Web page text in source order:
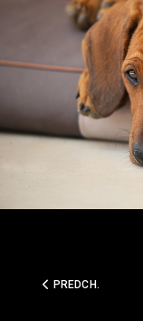
PREDCHÁDZAJÚCI
PREDCH.